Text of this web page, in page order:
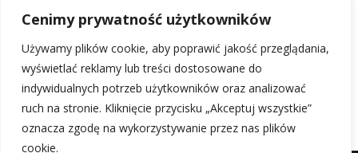
Cenimy prywatność użytkowników
Używamy plików cookie, aby poprawić jakość przeglądania,
wyświetlać reklamy lub treści dostosowane do
indywidualnych potrzeb użytkowników oraz analizować
ruch na stronie. Kliknięcie przycisku „Akceptuj wszystkie”
oznacza zgodę na wykorzystywanie przez nas plików
cookie.
10 lutego, 2026
Składy: OGC Nice kontra Lille OSC: Analiza składów
10 lutego, 2026